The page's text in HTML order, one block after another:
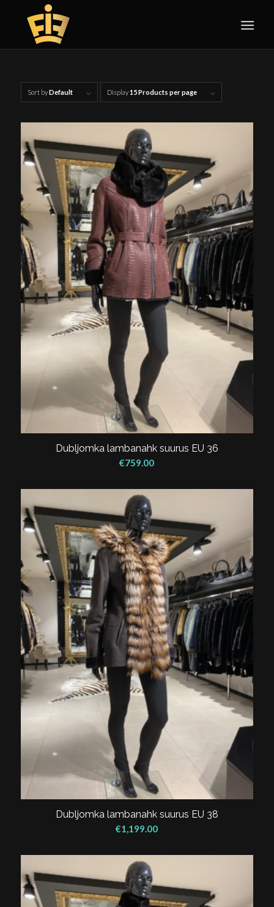
Sort byDefault Display15 Products per page
Dubljomka lambanahk suurus EU 36
€759.00
Dubljomka lambanahk suurus EU 38
€1,199.00